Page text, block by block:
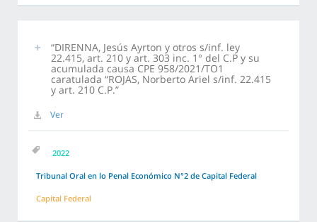
“DIRENNA, Jesús Ayrton y otros s/inf. ley
22.415, art. 210 y art. 303 inc. 1° del C.P y su
acumulada causa CPE 958/2021/TO1
caratulada “ROJAS, Norberto Ariel s/inf. 22.415
y art. 210 C.P.”
Ver
2022
Tribunal Oral en lo Penal Económico N°2 de Capital Federal
Capital Federal